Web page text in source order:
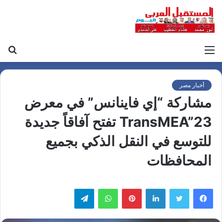
أخبار مصر
مشاركة “إي فاينانس” في معرض
TransMEA”23 تفتح آفاقاً جديدة
للتوسع في النقل الذكي بجميع
المحافظات
لينكدإن بينتيريست واتساب